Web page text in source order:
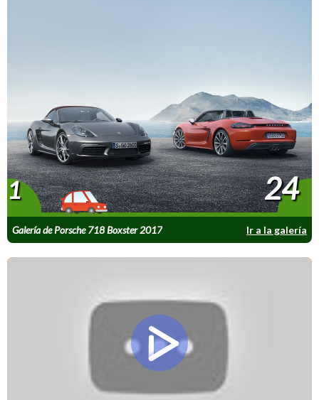
Galería de Porsche 718 Boxster 2017 Ir a la galería
1 24